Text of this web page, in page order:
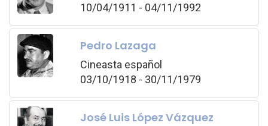
10/04/1911 - 04/11/1992
Pedro Lazaga
Cineasta español
03/10/1918 - 30/11/1979
José Luis López Vázquez